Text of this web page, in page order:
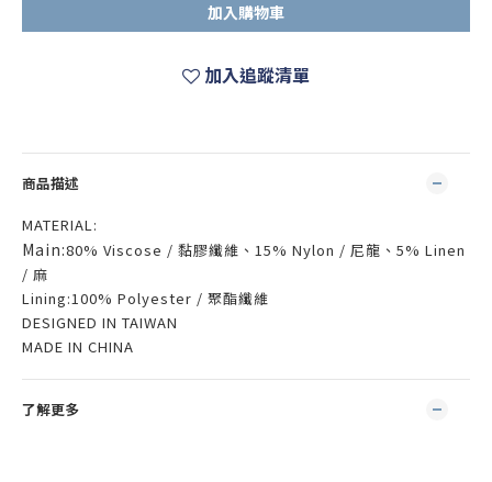
加入購物車
加入追蹤清單
商品描述
MATERIAL:
Main:80% Viscose / 黏膠纖維、15% Nylon / 尼龍、5% Linen
/ 麻
Lining:100% Polyester / 聚酯纖維
DESIGNED IN TAIWAN
MADE IN CHINA
了解更多